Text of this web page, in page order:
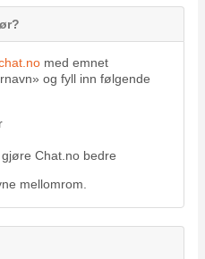
med emnet
og fyll inn følgende
Chat.no bedre
mellomrom.